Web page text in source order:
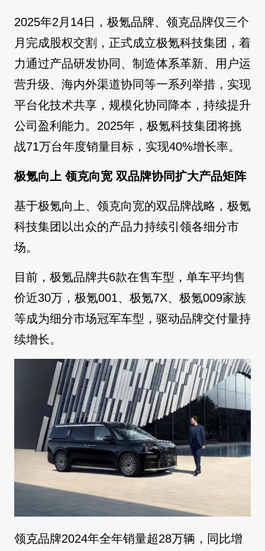
2025年2月14日，极氪品牌、领克品牌仅三个
月完成股权交割，正式成立极氪科技集团，着
力通过产品研发协同、制造体系革新、用户运
营升级、海内外渠道协同等一系列举措，实现
平台化技术共享，规模化协同降本，持续提升
公司盈利能力。2025年，极氪科技集团将挑
战71万台年度销量目标，实现40%增长率。
极氪向上 领克向宽 双品牌协同扩大产品矩阵
基于极氪向上、领克向宽的双品牌战略，极氪
科技集团以出众的产品力持续引领各细分市
场。
目前，极氪品牌共6款在售车型，单车平均售
价近30万，极氪001、极氪7X、极氪009家族
等成为细分市场冠军车型，驱动品牌交付量持
续增长。
领克品牌2024年全年销量超28万辆，同比增